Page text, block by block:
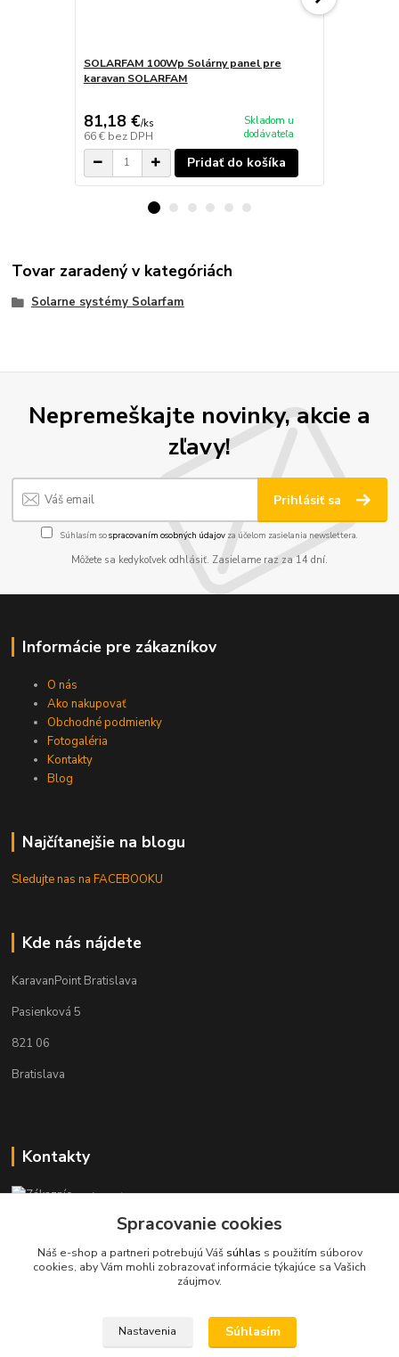
SOLARFAM 100Wp Solárny panel pre
karavan SOLARFAM
81,18 €/ks
66 € bez DPH
Skladom u
dodávateľa
Pridať do košíka
Tovar zaradený v kategóriách
Solarne systémy Solarfam
Nepremeškajte novinky, akcie a
zľavy!
Prihlásiť sa
Súhlasím sospracovaním osobných údajov za účelom zasielania newslettera.
Môžete sa kedykoľvek odhlásiť. Zasielame raz za 14 dní.
Informácie pre zákazníkov
O nás
Ako nakupovať
Obchodné podmienky
Fotogaléria
Kontakty
Blog
Najčítanejšie na blogu
Sledujte nas na FACEBOOKU
Kde nás nájdete
KaravanPoint Bratislava
Pasienková 5
821 06
Bratislava
Kontakty
Zákaznícka podpora KaravanPoint
+421902309993
(Po-Pia, 9-18 hod.)
info@karavanpoint.sk
Spracovanie cookies
Náš e-shop a partneri potrebujú Váš súhlas s použitím súborov
cookies, aby Vám mohli zobrazovať informácie týkajúce sa Vašich
záujmov.
Nastavenia Súhlasím